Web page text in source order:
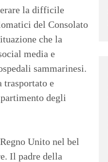
la difficile
del Consolato
che la
media e
sammarinesi.
e
degli
Unito nel bel
Il padre della